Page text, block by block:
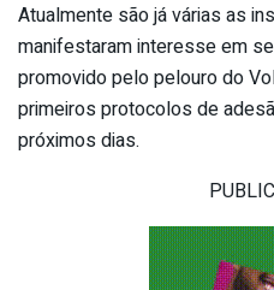
Atualmente são já várias as
manifestaram interesse em
promovido pelo pelouro do
primeiros protocolos de
próximos dias.